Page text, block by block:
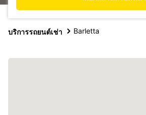
บริการรถยนต์เช่า Barletta